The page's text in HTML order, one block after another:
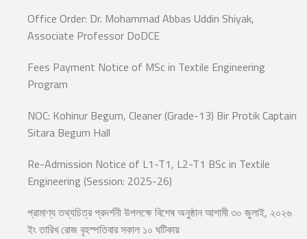
Office Order: Dr. Mohammad Abbas Uddin Shiyak,
Associate Professor DoDCE
Fees Payment Notice of MSc in Textile Engineering
Program
NOC: Kohinur Begum, Cleaner (Grade-13) Bir Protik Captain
Sitara Begum Hall
Re-Admission Notice of L1-T1, L2-T1 BSc in Textile
Engineering (Session: 2025-26)
প্রামাণ্য তথ্যচিত্র প্রদর্শনী উপলক্ষে বিশেষ অনুষ্ঠান আগামী ৩০ জুলাই, ২০২৬
ইং তারিখ রোজ বৃহস্পতিবার সকাল ১০ ঘটিকায়